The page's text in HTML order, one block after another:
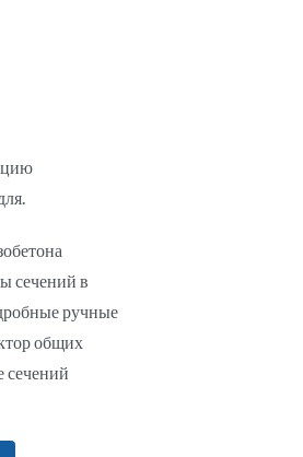
сечений в
ручные
общих
сечений